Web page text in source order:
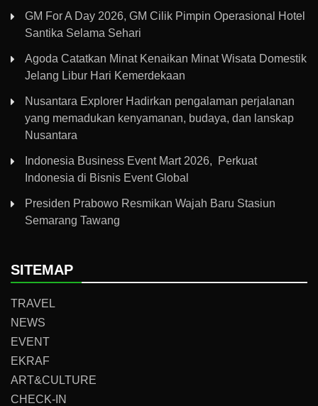
GM For A Day 2026, GM Cilik Pimpin Operasional Hotel
Santika Selama Sehari
Agoda Catatkan Minat Kenaikan Minat Wisata Domestik
Jelang Libur Hari Kemerdekaan
Nusantara Explorer Hadirkan pengalaman perjalanan
yang memadukan kenyamanan, budaya, dan lanskap
Nusantara
Indonesia Business Event Mart 2026, Perkuat
Indonesia di Bisnis Event Global
Presiden Prabowo Resmikan Wajah Baru Stasiun
Semarang Tawang
SITEMAP
TRAVEL
NEWS
EVENT
EKRAF
ART&CULTURE
CHECK-IN